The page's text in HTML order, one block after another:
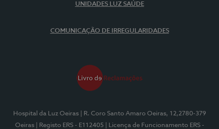
UNIDADES LUZ SAÚDE
COMUNICAÇÃO DE IRREGULARIDADES
Hospital da Luz Oeiras
| R. Coro Santo Amaro Oeiras, 12,2780-379
Oeiras
| Registo ERS - E112405
| Licença de Funcionamento ERS -